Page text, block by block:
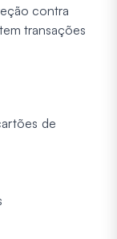
contra
transações
de